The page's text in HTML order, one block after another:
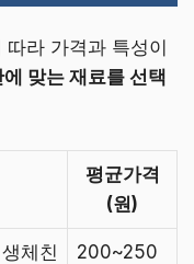
라 가격과 특성이
맞는 재료를 선택
평균가격
(원)
체친
200~250